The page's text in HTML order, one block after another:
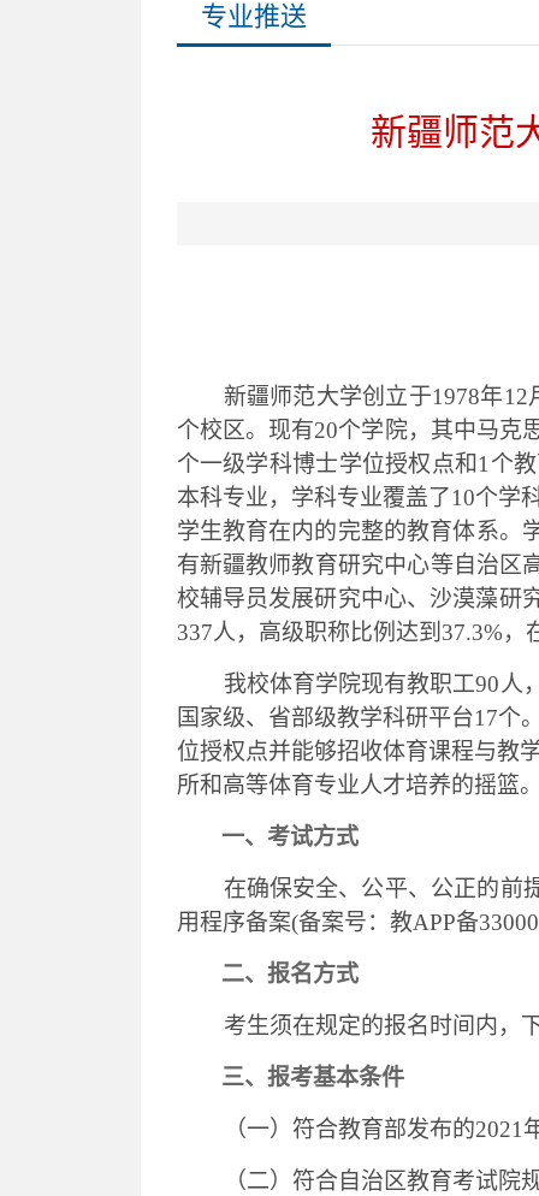
专业推送
新疆师范
新疆师范大学创立于1978年
个校区。现有20个学院，其中马克
个一级学科博士学位授权点和1个
本科专业，学科专业覆盖了10个学
学生教育在内的完整的教育体系。
有新疆教师教育研究中心等自治区
校辅导员发展研究中心、沙漠藻研
337人，高级职称比例达到37.3%，
我校体育学院现有教职工90人
国家级、省部级教学科研平台17个
位授权点并能够招收体育课程与教
所和高等体育专业人才培养的摇篮
一、 考试方式
在确保安全、公平、公正的前
用程序备案(备案号：教APP备
二、报名方式
考生须在规定的报名时间内，
三、报考基本条件
（一）符合教育部发布的2021
（二）符合自治区教育考试院